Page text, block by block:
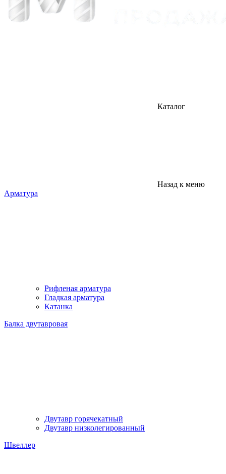
Каталог
Назад к меню
Арматура
Рифленая арматура
Гладкая арматура
Катанка
Балка двутавровая
Двутавр горячекатный
Двутавр низколегированный
Швеллер